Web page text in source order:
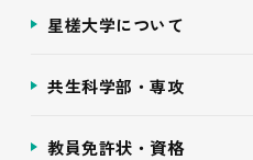
星槎大学について
共生科学部・専攻
教員免許状・資格